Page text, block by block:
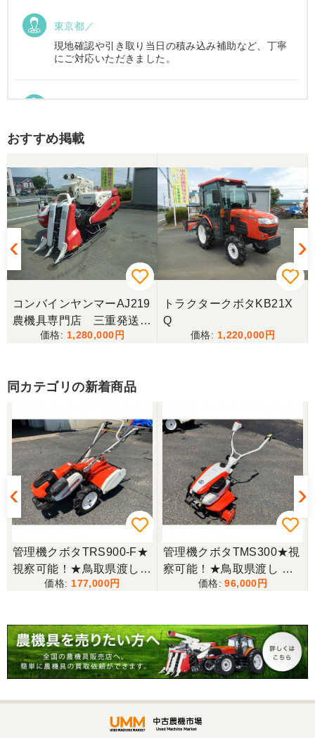
東京都／
現地確認や引き取り当日の積み込み補助など、丁寧
にご対応いただきました。
物は2台出ていて、当初安い方を購入予定でした。
しかしそちらは売れてしまったとの事でしたので、5
に伺い持ち帰りましたが、出品画像と違い確認した
所、安い方を渡されました。 出品者に問い合わせま
したが、高い方は「先に購入した者が引き取り済み
で安い方でお願いしたい」との事。 では先の安い方
との差額分を返金と交渉しましたが、「難しい」と
の事。カバーが脱落していて、使用に難が有る事を
伝えたところ、そのカバー代金で妥協する事になり
ました。 「管理する者が間違えて管理番号を貼り付
けた」 といっておりましたが、とても残念な気持
うな間違いが無いように改善して欲しいです。
とうございました。
東京都／yuikanoa
いろいろな質問にもすぐに答えていただき 引き取り
時にも親切な対応をありがとうございました。又機
会があれば宜しくお願いします。ありがとうござい
ます。
エンジンが一発でかかり嬉しかったです。
対応が良く、機械も良いようです。
東京都／購入者
おすすめ掲載
コンバインヤンマーAJ219
農機具専門店 三重発送整
備済み
1,280,000
トラクタークボタKB21X
Q
1,220,000
同カテゴリの新着商品
管理機クボタTRS900-F★
視察可能！★鳥取県渡し
クボタ 管理機 TRS900-F
現状渡し【P11485814】
177,000
管理機クボタTMS300★視
察可能！★鳥取県渡し ク
ボタ 管理機 TMS300 ガソ
渡し【P11485817】
96,000